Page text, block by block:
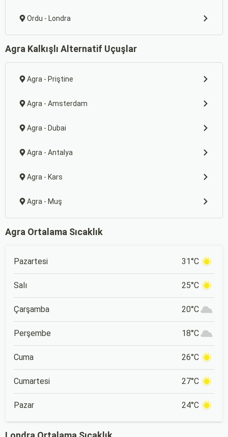
Ordu - Londra
Agra Kalkışlı Alternatif Uçuşlar
Agra - Priştine
Agra - Amsterdam
Agra - Dubai
Agra - Antalya
Agra - Kars
Agra - Muş
Agra Ortalama Sıcaklık
Pazartesi 31°C
Salı 25°C
Çarşamba 20°C
Perşembe 18°C
Cuma 26°C
Cumartesi 27°C
Pazar 24°C